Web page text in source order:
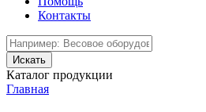
Контакты
Каталог продукции
Главная